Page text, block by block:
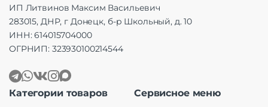
ИП Литвинов Максим Васильевич
283015, ДНР, г Донецк, б-р Школьный, д. 10
ИНН: 614015704000
ОГРНИП: 323930100214544
Категории товаров Сервисное меню